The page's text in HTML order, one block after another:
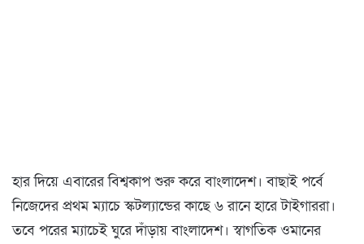
হার দিয়ে এবারের বিশ্বকাপ শুরু করে বাংলাদেশ। বাছাই পর্বে
নিজেদের প্রথম ম্যাচে স্কটল্যান্ডের কাছে ৬ রানে হারে টাইগাররা।
তবে পরের ম্যাচেই ঘুরে দাঁড়ায় বাংলাদেশ। স্বাগতিক ওমানের